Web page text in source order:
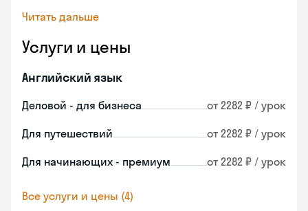
Читать дальше
Услуги и цены
Английский язык
Деловой - для бизнеса от 2282 ₽ / урок
Для путешествий от 2282 ₽ / урок
Для начинающих - премиум от 2282 ₽ / урок
Все услуги и цены (4)